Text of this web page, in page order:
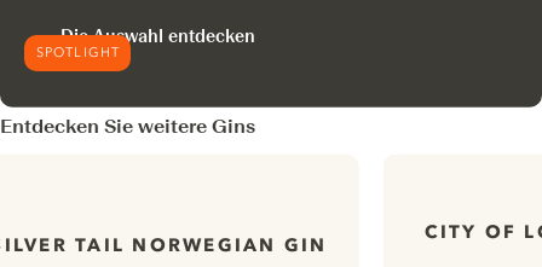
SPOTLIGHT
Die Auswahl entdecken
Entdecken Sie weitere Gins
TAIL NORWEGIAN GIN
CITY OF